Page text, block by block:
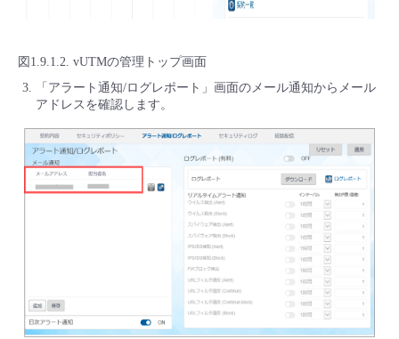
図1.9.1.2. vUTMの管理トップ画面
「アラート通知/ログレポート」画面のメール通知からメール
アドレスを確認します。